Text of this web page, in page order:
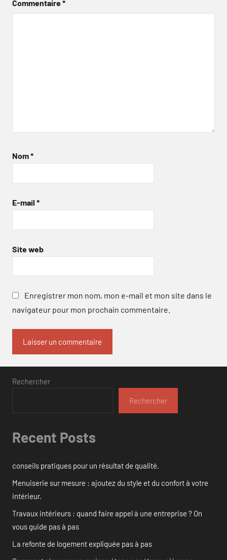
Commentaire*
Nom*
E-mail *
Site web
Enregistrer mon nom, mon e-mail et mon site dans le
navigateur pour mon prochain commentaire.
Rechercher
Rechercher
Recent Posts
conseils pratiques pour un résultat de qualité.
Menuiserie sur mesure : ajoutez du style et du confort à votre
intérieur.
Travaux intérieurs : quand faire appel à une entreprise ? On
vous guide pas à pas
La refonte de logement expliquée pas à pas